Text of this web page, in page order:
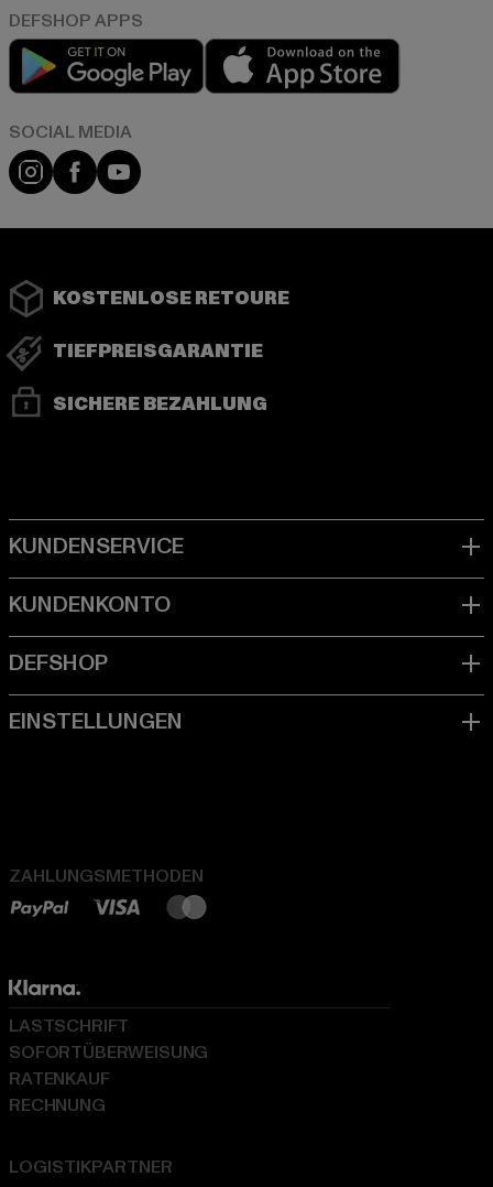
Play market
Instagram
FacebookYouTube
KOSTENLOSE RETOURE
TIEFPREISGARANTIE
SICHERE BEZAHLUNG
ZAHLUNGSMETHODEN
LOGISTIKPARTNER
LASTSCHRIFT
SOFORTÜBERWEISUNG
RATENKAUF
RECHNUNG